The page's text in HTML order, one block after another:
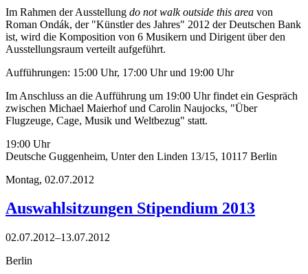
Im Rahmen der Ausstellung do not walk outside this area von
Roman Ondák, der "Künstler des Jahres" 2012 der Deutschen Bank
ist, wird die Komposition von 6 Musikern und Dirigent über den
Ausstellungsraum verteilt aufgeführt.
Aufführungen: 15:00 Uhr, 17:00 Uhr und 19:00 Uhr
Im Anschluss an die Aufführung um 19:00 Uhr findet ein Gespräch
zwischen Michael Maierhof und Carolin Naujocks, "Über
Flugzeuge, Cage, Musik und Weltbezug" statt.
19:00 Uhr
Deutsche Guggenheim, Unter den Linden 13/15, 10117 Berlin
Montag, 02.07.2012
Auswahlsitzungen Stipendium 2013
02.07.2012–13.07.2012
Berlin